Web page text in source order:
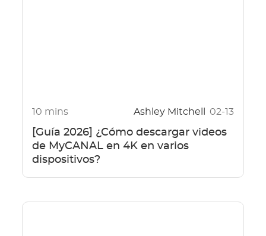
10 mins Ashley Mitchell 02-13
[Guía 2026] ¿Cómo descargar videos
de MyCANAL en 4K en varios
dispositivos?